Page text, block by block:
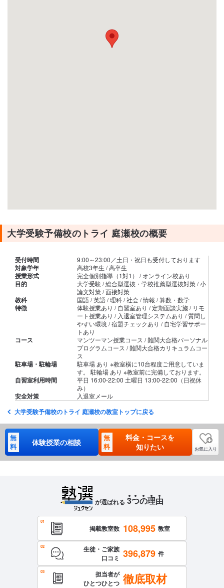
大学受験予備校のトライ 庭瀬校の概要
受付時間 9:00～23:00／土日・祝日も受付しております
対象学年 高校3年生 / 高卒生
授業形式 完全個別指導（1対1） / オンライン校あり
目的
大学受験 / 総合型選抜・学校推薦型選抜対策 / 小
論文対策 / 面接対策
教科 国語 / 英語 / 理科 / 社会 / 情報 / 算数・数学
特徴
体験授業あり / 自習室あり / 定期面談実施 / リモ
ート授業あり / 入退室管理システムあり / 質問し
やすい環境 / 宿題チェックあり / 自宅学習サポー
トあり
コース
マンツーマン授業コース / 難関大合格パーソナル
プログラムコース / 難関大合格カリキュラムコー
ス
駐車場・駐輪場
駐車場 あり ※教室横に10台程度ご用意していま
す。 駐輪場 あり ※教室前に完備しております。
自習室利用時間
平日 16:00-22:00 土曜日 13:00-22:00（日祝休
み）
安全対策 入退室メール
大学受験予備校のトライ 庭瀬校の教室トップに戻る
無
料
体験授業の相談
無
料
料金・コースを
知りたい
お気に入り
が選ばれる 3つの理由
掲載教室数 108,995 教室
生徒・ご家族
口コミ 396,879 件
担当者が
ひとつひとつ 徹底取材